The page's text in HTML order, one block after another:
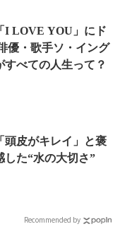
I LOVE YOU」にド
優・歌手ソ・イング
すべての人生って？
頭皮がキレイ」と褒
した“水の大切さ”
Recommended by